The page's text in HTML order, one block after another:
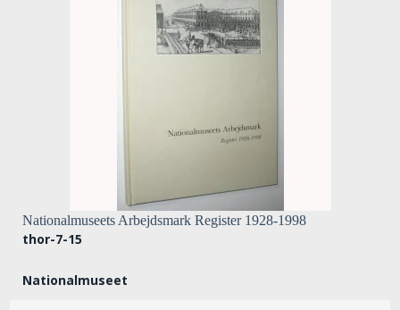
Nationalmuseets Arbejdsmark Register 1928-1998
thor-7-15
Nationalmuseet